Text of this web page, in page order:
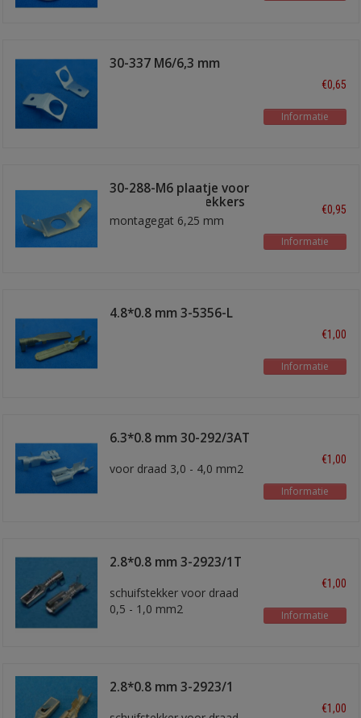
30-337 M6/6,3 mm
€0,65
Informatie
30-288-M6 plaatje voor
6,3 mm schuifstekkers
montagegat 6,25 mm
€0,95
Informatie
4.8*0.8 mm 3-5356-L
€1,00
Informatie
6.3*0.8 mm 30-292/3AT
voor draad 3,0 - 4,0 mm2
€1,00
Informatie
2.8*0.8 mm 3-2923/1T
schuifstekker voor draad
0,5 - 1,0 mm2
€1,00
Informatie
2.8*0.8 mm 3-2923/1
€1,00